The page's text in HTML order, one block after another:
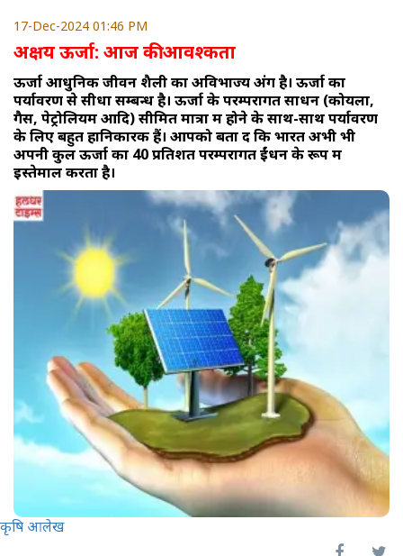
17-Dec-2024 01:46 PM
अक्षय ऊर्जा: आज की आवश्कता
ऊर्जा आधुनिक जीवन शैली का अविभाज्य अंग है। ऊर्जा का
पर्यावरण से सीधा सम्बन्ध है। ऊर्जा के परम्परागत साधन (कोयला,
गैस, पेट्रोलियम आदि) सीमित मात्रा में होने के साथ-साथ पर्यावरण
के लिए बहुत हानिकारक हैं। आपको बता दें कि भारत अभी भी
अपनी कुल ऊर्जा का 40 प्रतिशत परम्परागत ईंधन के रूप में
इस्तेमाल करता है।
कृषि आलेख